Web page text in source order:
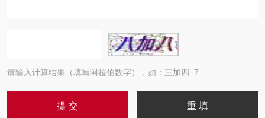
请输入计算结果（填写阿拉伯数字），如：三加四=7